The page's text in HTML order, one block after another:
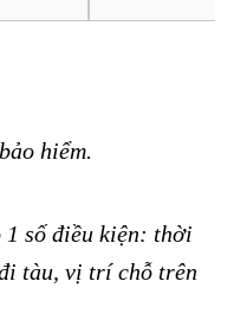
hiểm.
1 số điều kiện: thời
tàu, vị trí chỗ trên